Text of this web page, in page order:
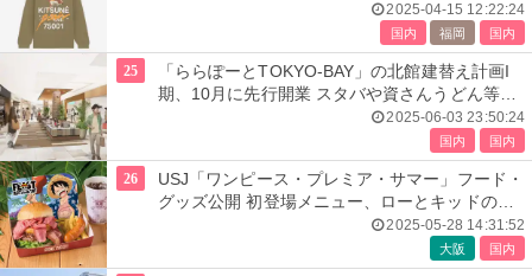
2025-04-15 12:22:24
国内 福岡 国内
25
「ららぽーとTOKYO-BAY」の北館建替え計画I
期、10月に先行開業 スタバや資さんうどん等94
2025-06-03 23:50:24
国内 国内
26
USJ「ワンピース・プレミア・サマー」フード・
グッズ公開 初登場メニュー、ローとキッドの食
2025-05-28 14:31:52
大阪 国内